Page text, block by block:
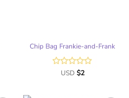
Chip Bag Frankie-and-Frank
Valorado
USD $2